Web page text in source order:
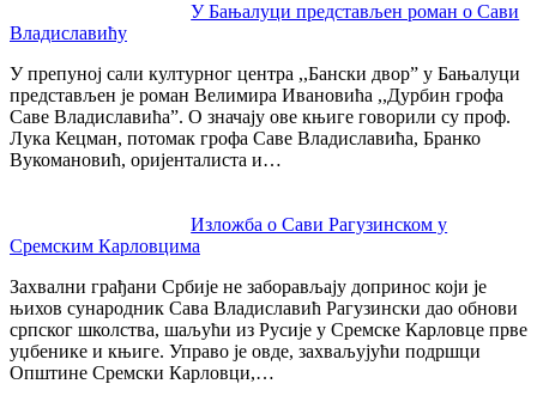
У Бањалуци представљен роман о Сави
Владиславићу
У препуној сали културног центра ,,Бански двор” у Бањалуци
представљен је роман Велимира Ивановића ,,Дурбин грофа
Саве Владиславића”. О значају ове књиге говорили су проф.
Лука Кецман, потомак грофа Саве Владиславића, Бранко
Вукомановић, оријенталиста и…
Изложба о Сави Рагузинском у
Сремским Карловцима
Захвални грађани Србије не заборављају допринос који је
њихов сународник Сава Владиславић Рагузински дао обнови
српског школства, шаљући из Русије у Сремске Карловце прве
уџбенике и књиге. Управо је овде, захваљујући подршци
Општине Сремски Карловци,…